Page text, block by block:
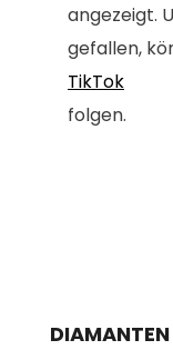
angezeigt.
gefallen,
TikTok
folgen.
DIAMANTEN